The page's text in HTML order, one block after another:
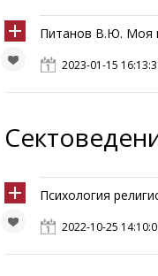
Питанов В.Ю. Моя
2023-01-15
Психология
2022-10-25